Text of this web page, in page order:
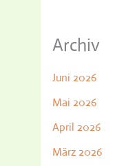
Archiv
Juni 2026
Mai 2026
April 2026
März 2026